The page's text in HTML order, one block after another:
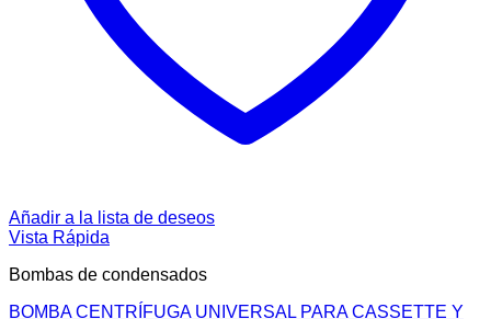
Añadir a la lista de deseos
Vista Rápida
Bombas de condensados
BOMBA CENTRÍFUGA UNIVERSAL PARA CASSETTE Y